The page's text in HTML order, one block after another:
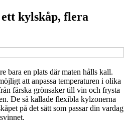
kylskåp, flera
bara en plats där maten hålls kall.
att anpassa temperaturen i olika
färska grönsaker till vin och frysta
De så kallade flexibla kylzonerna
på det sätt som passar din vardag